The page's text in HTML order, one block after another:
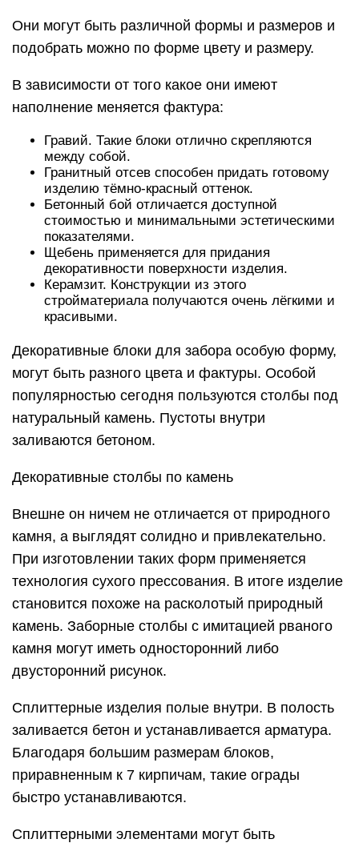
Они могут быть различной формы и размеров и
подобрать можно по форме цвету и размеру.
В зависимости от того какое они имеют
наполнение меняется фактура:
Гравий. Такие блоки отлично скрепляются
между собой.
Гранитный отсев способен придать готовому
изделию тёмно-красный оттенок.
Бетонный бой отличается доступной
стоимостью и минимальными эстетическими
показателями.
Щебень применяется для придания
декоративности поверхности изделия.
Керамзит. Конструкции из этого
стройматериала получаются очень лёгкими и
красивыми.
Декоративные блоки для забора особую форму,
могут быть разного цвета и фактуры. Особой
популярностью сегодня пользуются столбы под
натуральный камень. Пустоты внутри
заливаются бетоном.
Декоративные столбы по камень
Внешне он ничем не отличается от природного
камня, а выглядят солидно и привлекательно.
При изготовлении таких форм применяется
технология сухого прессования. В итоге изделие
становится похоже на расколотый природный
камень. Заборные столбы с имитацией рваного
камня могут иметь односторонний либо
двусторонний рисунок.
Сплиттерные изделия полые внутри. В полость
заливается бетон и устанавливается арматура.
Благодаря большим размерам блоков,
приравненным к 7 кирпичам, такие ограды
быстро устанавливаются.
Сплиттерными элементами могут быть